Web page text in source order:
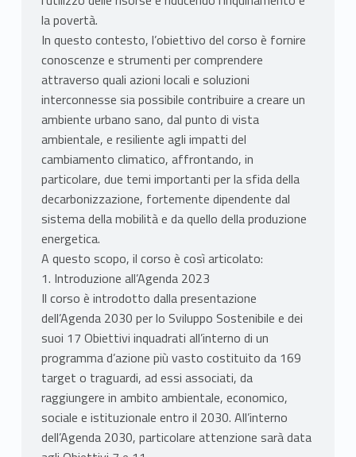
la povertà.
In questo contesto, l’obiettivo del corso è fornire
conoscenze e strumenti per comprendere
attraverso quali azioni locali e soluzioni
interconnesse sia possibile contribuire a creare un
ambiente urbano sano, dal punto di vista
ambientale, e resiliente agli impatti del
cambiamento climatico, affrontando, in
particolare, due temi importanti per la sfida della
decarbonizzazione, fortemente dipendente dal
sistema della mobilità e da quello della produzione
energetica.
A questo scopo, il corso è così articolato:
1. Introduzione all’Agenda 2023
Il corso è introdotto dalla presentazione
dell’Agenda 2030 per lo Sviluppo Sostenibile e dei
suoi 17 Obiettivi inquadrati all’interno di un
programma d’azione più vasto costituito da 169
target o traguardi, ad essi associati, da
raggiungere in ambito ambientale, economico,
sociale e istituzionale entro il 2030. All’interno
dell’Agenda 2030, particolare attenzione sarà data